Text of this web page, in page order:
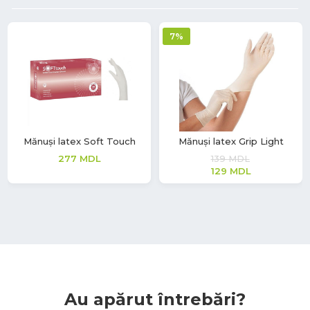
Mănuși latex Soft Touch
277 MDL
7%
Mănuși latex Grip Light
139MDL
129 MDL
Au apărut întrebări?